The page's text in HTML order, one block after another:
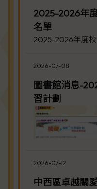
2025-2026年
名單
2025-2026年度
2026-07-08
圖書館消息-
習計劃
2026-07-12
中西區卓越關